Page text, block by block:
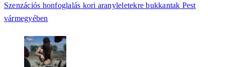
Szenzációs honfoglalás kori aranyleletekre bukkantak Pest
vármegyében